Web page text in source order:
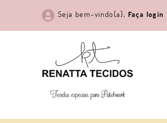
Seja bem-vindo(a), Faça login